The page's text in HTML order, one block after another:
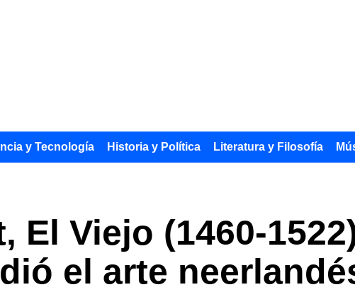
y Tecnología Historia y Política Literatura y Filosofía
El Viejo (1460-
el arte